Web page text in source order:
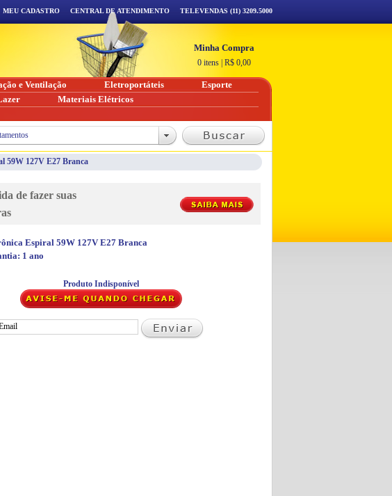
59W 127V E27 Branca
de fazer suas
Espiral 59W 127V E27 Branca
1 ano
Produto Indisponível
MEU CADASTRO CENTRAL DE ATENDIMENTO TELEVENDAS (11) 3209.5000
Minha Compra
0 itens R$ 0,00
e Ventilação Eletroportáteis
Esporte
Materiais Elétricos